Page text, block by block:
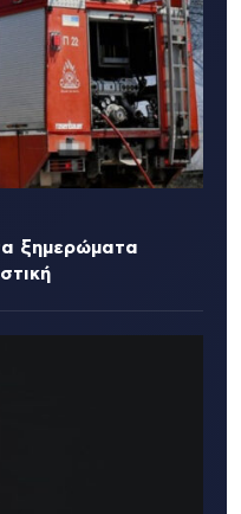
ξημερώματα